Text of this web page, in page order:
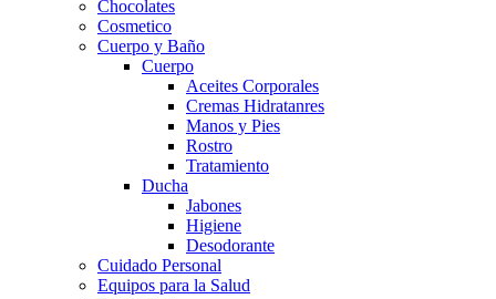
Chocolates
Cosmetico
Cuerpo y Baño
Cuerpo
Aceites Corporales
Cremas Hidratanres
Manos y Pies
Rostro
Tratamiento
Ducha
Jabones
Higiene
Desodorante
Cuidado Personal
Equipos para la Salud